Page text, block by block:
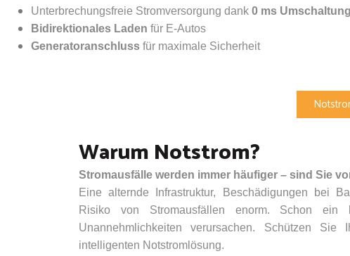
Unterbrechungsfreie Stromversorgung dank 0 ms Umschaltung
Bidirektionales Laden für E-Autos
Generatoranschluss für maximale Sicherheit
Warum Notstrom?
Stromausfälle werden immer häufiger – sind Sie
Eine alternde Infrastruktur, Beschädigungen bei
Risiko von Stromausfällen enorm. Schon
Unannehmlichkeiten verursachen. Schützen
intelligenten Notstromlösung.